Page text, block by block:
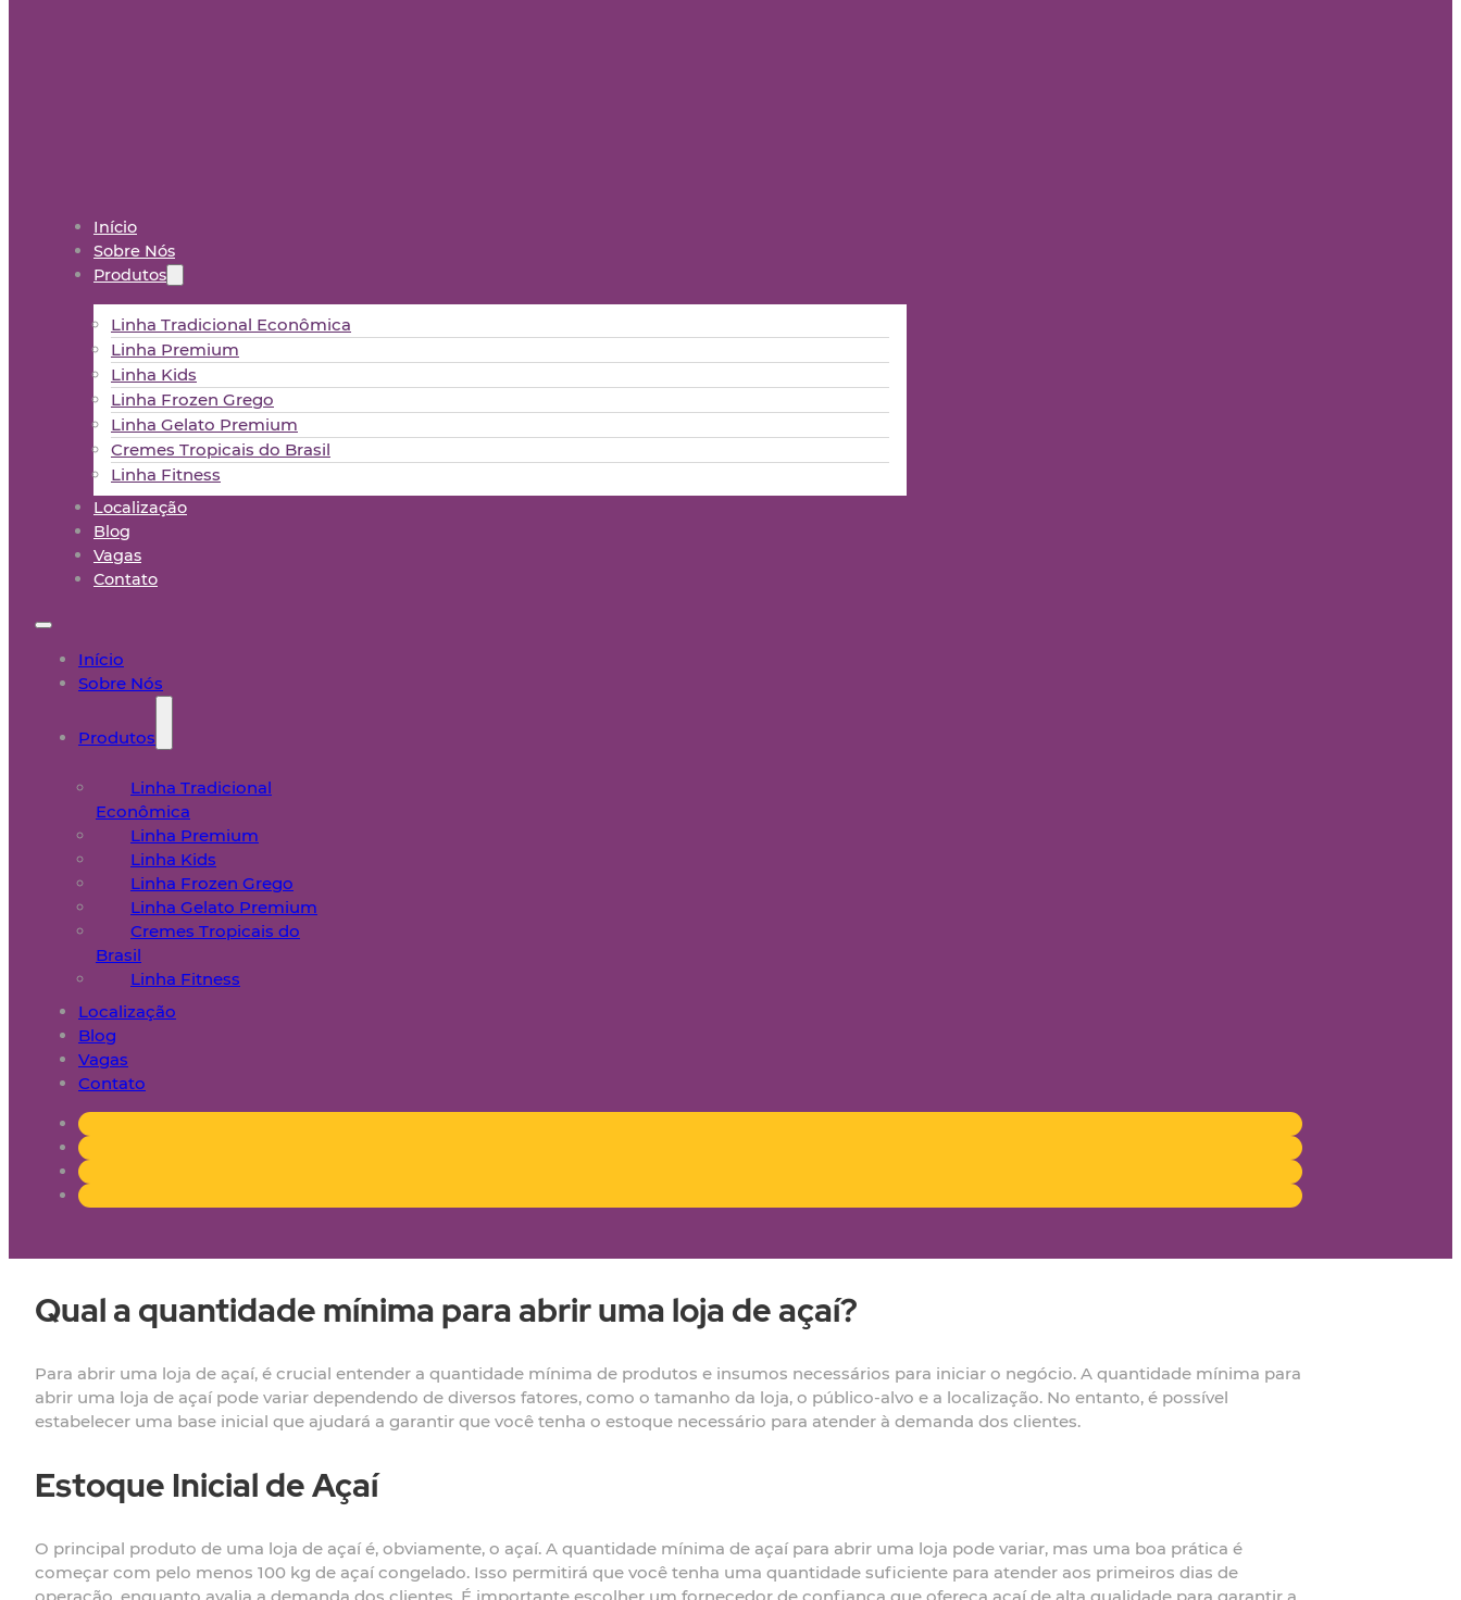
Início
Sobre Nós
Produtos
Linha Tradicional Econômica
Linha Premium
Linha Kids
Linha Frozen Grego
Linha Gelato Premium
Cremes Tropicais do Brasil
Linha Fitness
Localização
Blog
Vagas
Contato
Início
Sobre Nós
Produtos
Linha Tradicional
Econômica
Linha Premium
Linha Kids
Linha Frozen Grego
Linha Gelato Premium
Cremes Tropicais do
Brasil
Linha Fitness
Localização
Blog
Vagas
Contato
Qual a quantidade mínima para abrir uma loja de açaí?
Para abrir uma loja de açaí, é crucial entender a quantidade mínima de produtos e insumos necessários para iniciar o negócio. A quantidade mínima para
abrir uma loja de açaí pode variar dependendo de diversos fatores, como o tamanho da loja, o público-alvo e a localização. No entanto, é possível
estabelecer uma base inicial que ajudará a garantir que você tenha o estoque necessário para atender à demanda dos clientes.
Estoque Inicial de Açaí
O principal produto de uma loja de açaí é, obviamente, o açaí. A quantidade mínima de açaí para abrir uma loja pode variar, mas uma boa prática é
começar com pelo menos 100 kg de açaí congelado. Isso permitirá que você tenha uma quantidade suficiente para atender aos primeiros dias de
operação, enquanto avalia a demanda dos clientes. É importante escolher um fornecedor de confiança que ofereça açaí de alta qualidade para garantir a